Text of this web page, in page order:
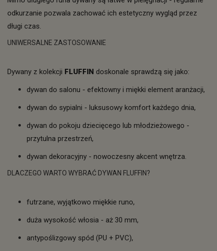
odkurzanie pozwala zachować ich estetyczny wygląd przez
długi czas.
UNIWERSALNE ZASTOSOWANIE
Dywany z kolekcji FLUFFIN doskonale sprawdzą się jako:
dywan do salonu - efektowny i miękki element aranżacji,
dywan do sypialni - luksusowy komfort każdego dnia,
dywan do pokoju dziecięcego lub młodzieżowego -
przytulna przestrzeń,
dywan dekoracyjny - nowoczesny akcent wnętrza.
DLACZEGO WARTO WYBRAĆ DYWAN FLUFFIN?
futrzane, wyjątkowo miękkie runo,
duża wysokość włosia - aż 30 mm,
antypoślizgowy spód (PU + PVC),